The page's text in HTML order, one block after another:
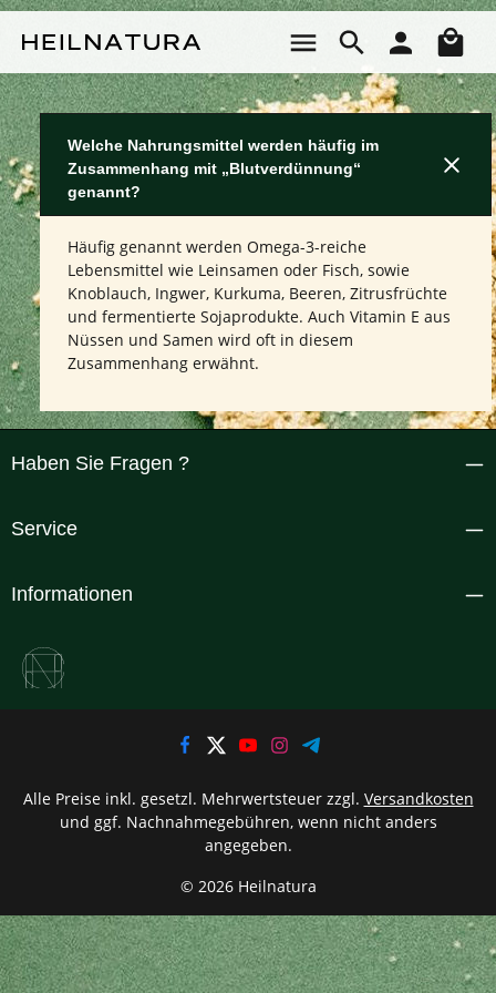
Welche Nahrungsmittel werden häufig im
Zusammenhang mit „Blutverdünnung“
genannt?
Häufig genannt werden Omega-3-reiche
Lebensmittel wie Leinsamen oder Fisch, sowie
Knoblauch, Ingwer, Kurkuma, Beeren, Zitrusfrüchte
und fermentierte Sojaprodukte. Auch Vitamin E aus
Nüssen und Samen wird oft in diesem
Zusammenhang erwähnt.
Haben Sie Fragen ?
Service
Informationen
© 2026 Heilnatura
Alle Preise inkl. gesetzl. Mehrwertsteuer zzgl. Versandkosten
und ggf. Nachnahmegebühren, wenn nicht anders
angegeben.